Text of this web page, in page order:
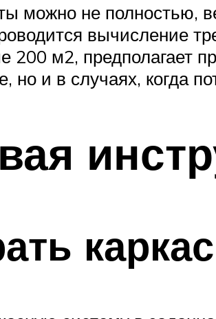
можно не полностью,
вычисление
м2, предполагает
но и в случаях, когда